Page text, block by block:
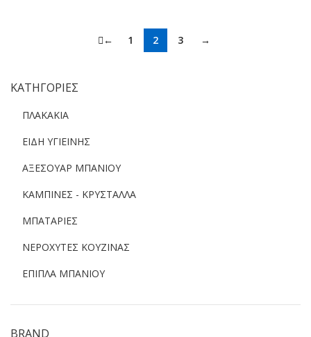
ΚΑΤΗΓΟΡΙΕΣ
ΠΛΑΚΑΚΙΑ
ΕΙΔΗ ΥΓΙΕΙΝΗΣ
ΑΞΕΣΟΥΑΡ ΜΠΑΝΙΟΥ
ΚΑΜΠΙΝΕΣ - ΚΡΥΣΤΑΛΛΑ
ΜΠΑΤΑΡΙΕΣ
ΝΕΡΟΧΥΤΕΣ ΚΟΥΖΙΝΑΣ
ΕΠΙΠΛΑ ΜΠΑΝΙΟΥ
BRAND
← 1 2 3 →